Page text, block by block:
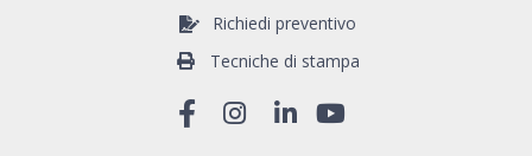
Richiedi preventivo
Tecniche di stampa